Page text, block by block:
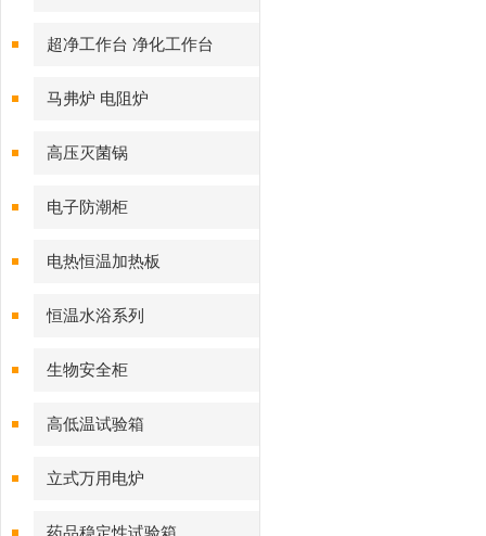
超净工作台 净化工作台
马弗炉 电阻炉
高压灭菌锅
电子防潮柜
电热恒温加热板
恒温水浴系列
生物安全柜
高低温试验箱
立式万用电炉